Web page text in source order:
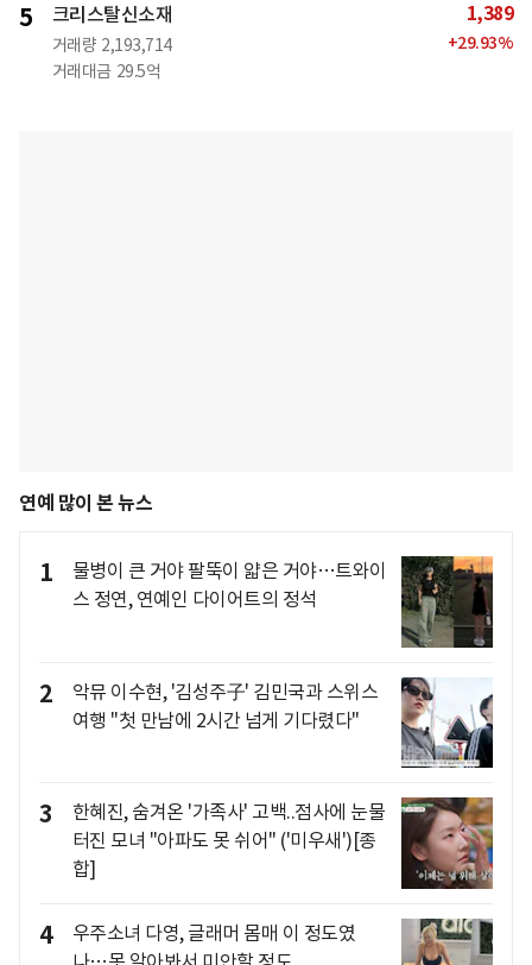
5 크리스탈신소재
거래량 2,193,714
거래대금 29.5억
1,389
+29.93%
연예 많이 본 뉴스
1
물병이 큰 거야 팔뚝이 얇은 거야…트와이
스 정연, 연예인 다이어트의 정석
2
악뮤 이수현, '김성주子' 김민국과 스위스
여행 "첫 만남에 2시간 넘게 기다렸다"
3
한혜진, 숨겨온 '가족사' 고백..점사에 눈물
터진 모녀 "아파도 못 쉬어" ('미우새')[종
합]
4
우주소녀 다영, 글래머 몸매 이 정도였